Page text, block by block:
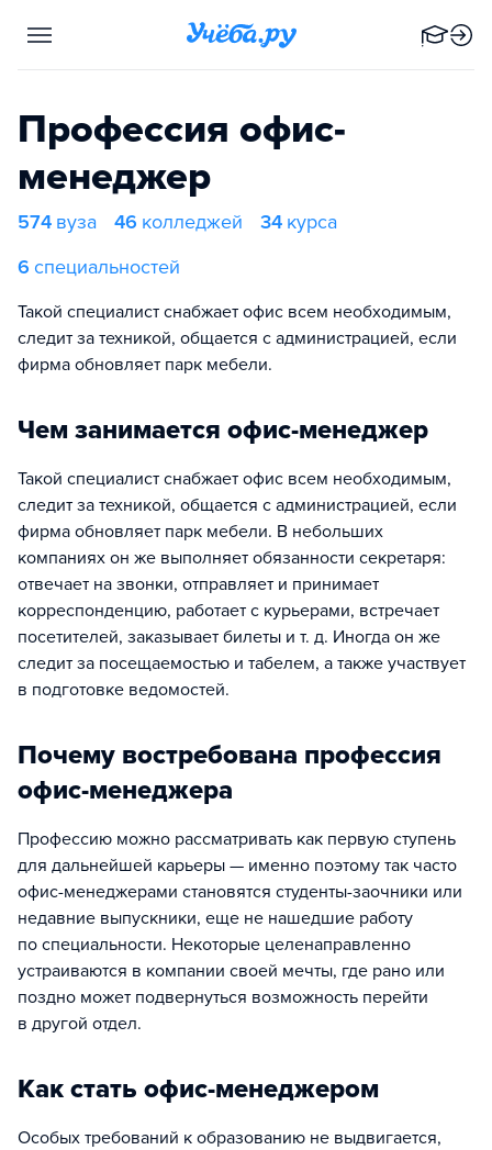
Профессия офис-
менеджер
574 вуза 46 колледжей 34 курса
6 специальностей
Такой специалист снабжает офис всем необходимым,
следит за техникой, общается с администрацией, если
фирма обновляет парк мебели.
Чем занимается офис-менеджер
Такой специалист снабжает офис всем необходимым,
следит за техникой, общается с администрацией, если
фирма обновляет парк мебели. В небольших
компаниях он же выполняет обязанности секретаря:
отвечает на звонки, отправляет и принимает
корреспонденцию, работает с курьерами, встречает
посетителей, заказывает билеты и т. д. Иногда он же
следит за посещаемостью и табелем, а также участвует
в подготовке ведомостей.
Почему востребована профессия
офис-менеджера
Профессию можно рассматривать как первую ступень
для дальнейшей карьеры — именно поэтому так часто
офис-менеджерами становятся студенты-заочники или
недавние выпускники, еще не нашедшие работу
по специальности. Некоторые целенаправленно
устраиваются в компании своей мечты, где рано или
поздно может подвернуться возможность перейти
в другой отдел.
Как стать офис-менеджером
Особых требований к образованию не выдвигается,